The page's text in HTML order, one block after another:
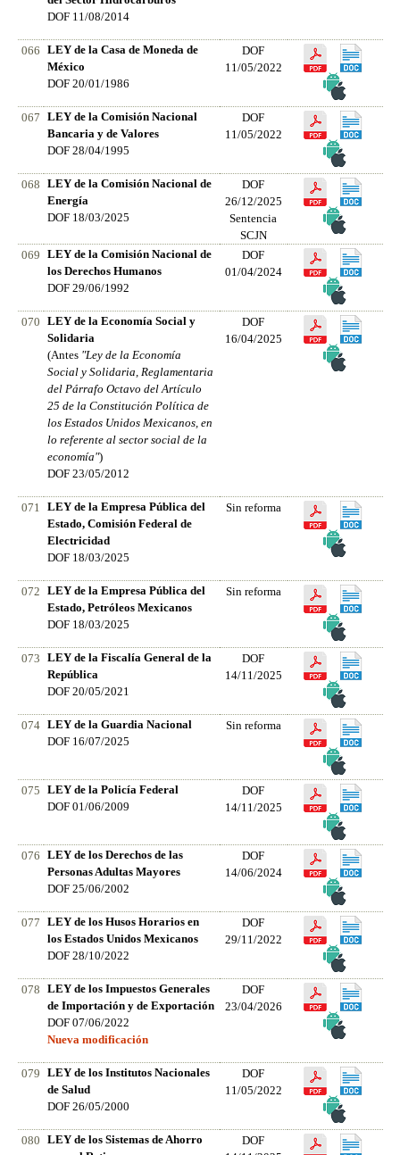
DOF 11/08/2014
066
LEY de la Casa de Moneda de
México
DOF 20/01/1986
DOF
11/05/2022
067
LEY de la Comisión Nacional
Bancaria y de Valores
DOF 28/04/1995
DOF
11/05/2022
068
LEY de la Comisión Nacional de
Energía
DOF 18/03/2025
DOF
26/12/2025
Sentencia
SCJN
069
LEY de la Comisión Nacional de
los Derechos Humanos
DOF 29/06/1992
DOF
01/04/2024
070
LEY de la Economía Social y
Solidaria
(Antes "Ley de la Economía
Social y Solidaria, Reglamentaria
del Párrafo Octavo del Artículo
25 de la Constitución Política de
los Estados Unidos Mexicanos, en
lo referente al sector social de la
economía")
DOF 23/05/2012
DOF
16/04/2025
071
LEY de la Empresa Pública del
Estado, Comisión Federal de
Electricidad
DOF 18/03/2025
Sin reforma
072
LEY de la Empresa Pública del
Estado, Petróleos Mexicanos
DOF 18/03/2025
Sin reforma
073
LEY de la Fiscalía General de la
República
DOF 20/05/2021
DOF
14/11/2025
074 LEY de la Guardia Nacional
DOF 16/07/2025
Sin reforma
075
LEY de la Policía Federal
DOF 01/06/2009
DOF
14/11/2025
076
LEY de los Derechos de las
Personas Adultas Mayores
DOF 25/06/2002
DOF
14/06/2024
077
LEY de los Husos Horarios en
los Estados Unidos Mexicanos
DOF 28/10/2022
DOF
29/11/2022
078
LEY de los Impuestos Generales
de Importación y de Exportación
DOF 07/06/2022
Nueva modificación
DOF
23/04/2026
079
LEY de los Institutos Nacionales
de Salud
DOF 26/05/2000
DOF
11/05/2022
080
LEY de los Sistemas de Ahorro
DOF